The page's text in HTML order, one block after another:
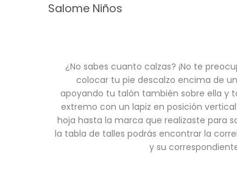
Salome Niños
¿No sabes cuanto calzas? ¡No te
colocar tu pie descalzo encima de
apoyando tu talón también sobre ella y
extremo con un lapiz en posición
hoja hasta la marca que realizaste para
la tabla de talles podrás encontrar la
y su